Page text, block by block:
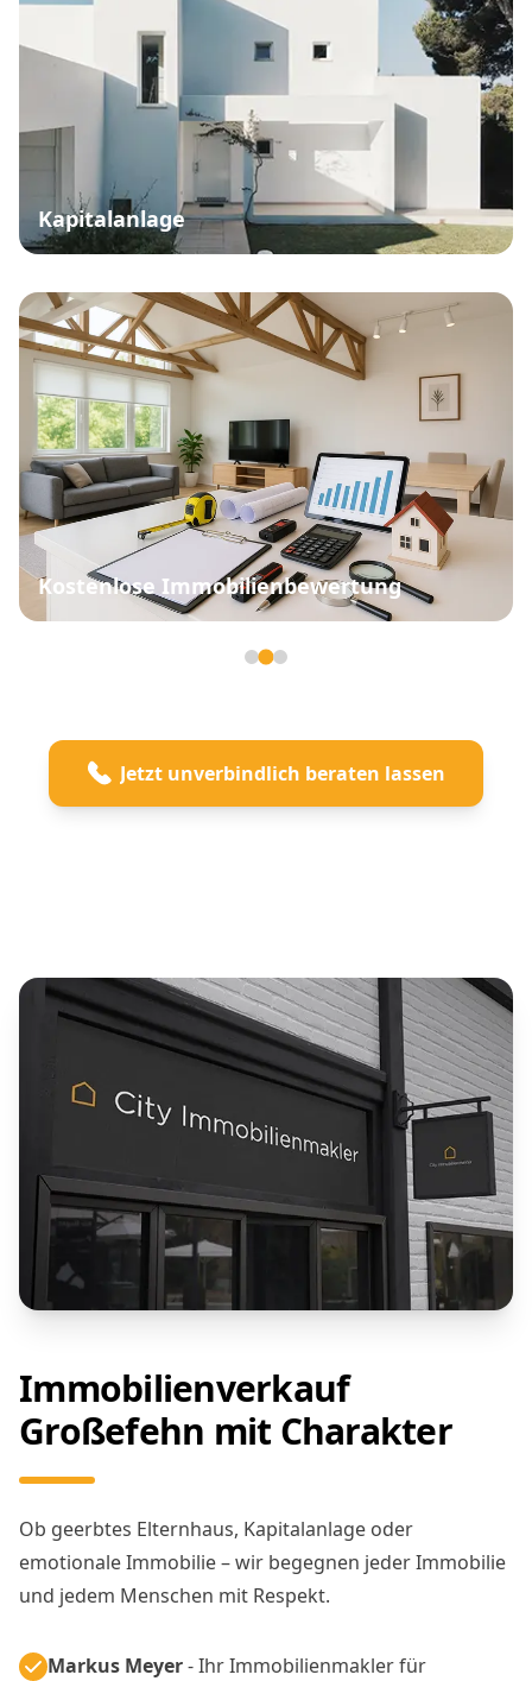
Kapitalanlage
Kostenlose Immobilienbewertung
Jetzt unverbindlich beraten lassen
Immobilienverkauf
Großefehn mit Charakter
Ob geerbtes Elternhaus, Kapitalanlage oder
emotionale Immobilie – wir begegnen jeder Immobilie
und jedem Menschen mit Respekt.
Markus Meyer- Ihr Immobilienmakler für